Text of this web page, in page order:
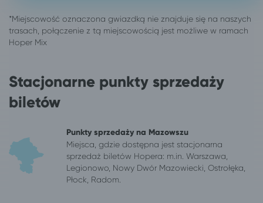
Radom
Lublin*
Radom
Katowice
Radom
Radom
Kłodzko
Radom
456 miejscowości
Częstochowa
Gdańsk
Gdańsk
Gdańsk
Busko-Zdrój
Nowinka
Stacjonarne punkty sprzedaży
biletów
Punkty sprzedaży na Mazowszu
Miejsca, gdzie dostępna jest stacjonarna
sprzedaż biletów Hopera: m.in. Warszawa,
Legionowo, Nowy Dwór Mazowiecki, Ostrołęka,
Płock, Radom.